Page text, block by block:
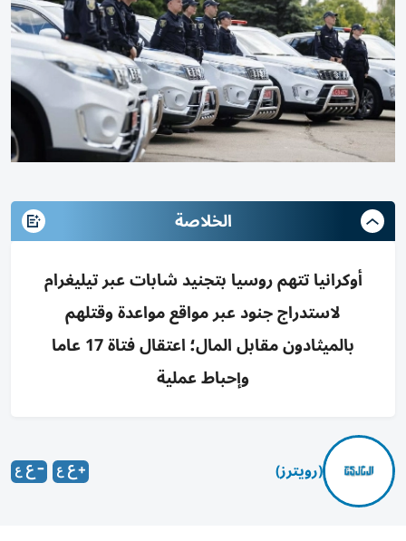
الخلاصة
أوكرانيا تتهم روسيا بتجنيد شابات عبر تيليغرام
لاستدراج جنود عبر مواقع مواعدة وقتلهم
بالميثادون مقابل المال؛ اعتقال فتاة 17 عاما
وإحباط عملية
(رويترز)